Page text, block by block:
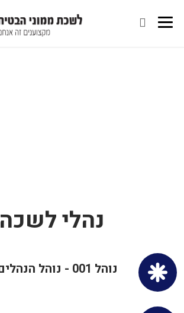
נהלי לשכה
נוהל 001 - נוהל הנהלים 22.07.2020